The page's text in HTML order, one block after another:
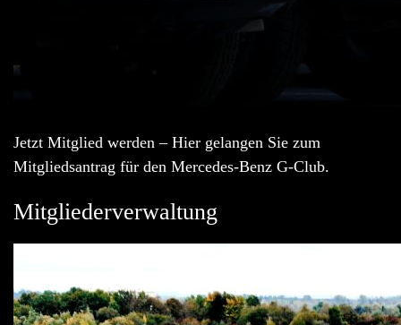
Jetzt Mitglied werden – Hier gelangen Sie zum
Mitgliedsantrag für den Mercedes-Benz G-Club.
Mitgliederverwaltung